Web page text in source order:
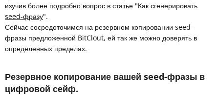
изучив более подробно вопрос в статье "Как сгенерировать
seed-фразу".
Сейчас сосредоточимся на резервном копировании seed-
фразы предложенной BitClout, ей так же можно доверять в
определенных пределах.
Резервное копирование вашей seed-фразы в
цифровой сейф.